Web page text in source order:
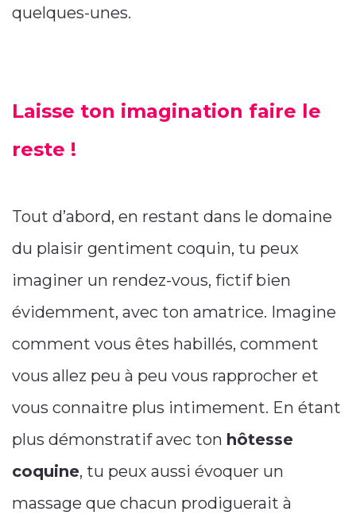
quelques-unes.
Laisse ton imagination faire le
reste !
Tout d’abord, en restant dans le domaine
du plaisir gentiment coquin, tu peux
imaginer un rendez-vous, fictif bien
évidemment, avec ton amatrice. Imagine
comment vous êtes habillés, comment
vous allez peu à peu vous rapprocher et
vous connaitre plus intimement. En étant
plus démonstratif avec ton hôtesse
coquine, tu peux aussi évoquer un
massage que chacun prodiguerait à